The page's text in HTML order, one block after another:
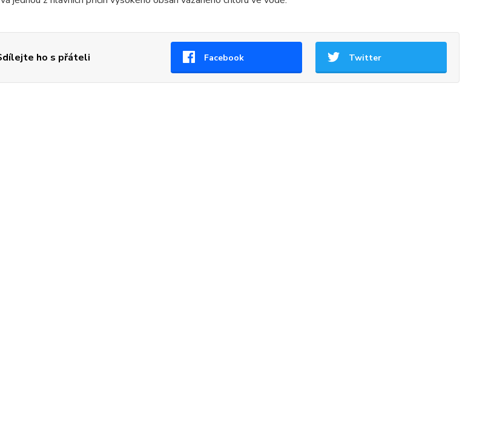
ho s přáteli Facebook Twitter